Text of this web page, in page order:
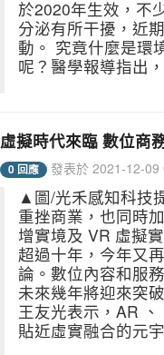
於2020年生效，不
分泌有所干擾，近
動。 究竟什麼是環
呢？醫學報導指出
虛擬時代來臨 數位商
0 回應 發表於 2021-12-09
▲圖/光禾感知科技
重挫商業，也同時
增實境及 VR 虛擬
超過十年，今年又
論。數位內容和服
未來幾年將迎來突
王友光表示，AR
貼近虛實融合的元